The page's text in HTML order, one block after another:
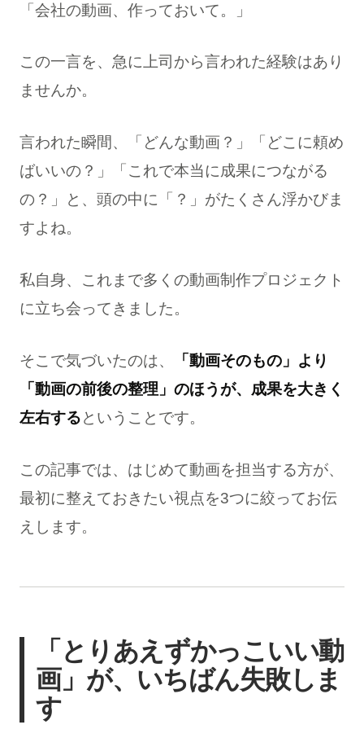
「会社の動画、作っておいて。」
この一言を、急に上司から言われた経験はあり
ませんか。
言われた瞬間、「どんな動画？」「どこに頼め
ばいいの？」「これで本当に成果につながる
の？」と、頭の中に「？」がたくさん浮かびま
すよね。
私自身、これまで多くの動画制作プロジェクト
に立ち会ってきました。
そこで気づいたのは、
「動画そのもの」より
「動画の前後の整理」のほうが、成果を大きく
左右するということです。
この記事では、はじめて動画を担当する方が、
最初に整えておきたい視点を3つに絞ってお伝
えします。
「とりあえずかっこいい動
画」が、いちばん失敗しま
す